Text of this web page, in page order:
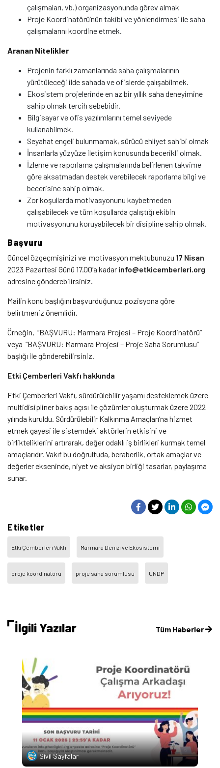
çalışmaları, vb.) organizasyonunda görev almak
Proje Koordinatörü’nün takibi ve yönlendirmesi ile saha
çalışmalarını koordine etmek.
Aranan Nitelikler
Projenin farklı zamanlarında saha çalışmalarının
yürütüleceği ilde sahada ve ofislerde çalışabilmek.
Ekosistem projelerinde en az bir yıllık saha deneyimine
sahip olmak tercih sebebidir.
Bilgisayar ve ofis yazılımlarını temel seviyede
kullanabilmek.
Seyahat engeli bulunmamak, sürücü ehliyet sahibi olmak
İnsanlarla yüzyüze iletişim konusunda becerikli olmak.
İzleme ve raporlama çalışmalarında belirlenen takvime
göre aksatmadan destek verebilecek raporlama bilgi ve
becerisine sahip olmak.
Zor koşullarda motivasyonunu kaybetmeden
çalışabilecek ve tüm koşullarda çalıştığı ekibin
motivasyonunu koruyabilecek bir disipline sahip olmak.
Başvuru
Güncel özgeçmişinizi ve motivasyon mektubunuzu 17 Nisan
2023 Pazartesi Günü 17.00’a kadar info@etkicemberleri.org
adresine gönderebilirsiniz.
Mailin konu başlığını başvurduğunuz pozisyona göre
belirtmeniz önemlidir.
Örneğin, “BAŞVURU: Marmara Projesi – Proje Koordinatörü”
veya “BAŞVURU: Marmara Projesi – Proje Saha Sorumlusu”
başlığı ile gönderebilirsiniz.
Etki Çemberleri Vakfı hakkında
Etki Çemberleri Vakfı, sürdürülebilir yaşamı desteklemek üzere
multidisipliner bakış açısı ile çözümler oluşturmak üzere 2022
yılında kuruldu. Sürdürülebilir Kalkınma Amaçları’na hizmet
etmek gayesi ile sistemdeki aktörlerin etkisini ve
birlikteliklerini artırarak, değer odaklı iş birlikleri kurmak temel
amaçlarıdır. Vakıf bu doğrultuda, beraberlik, ortak amaçlar ve
değerler ekseninde, niyet ve aksiyon birliği tasarlar, paylaşıma
sunar.
Etiketler
Etki Çemberleri Vakfı Marmara Denizi ve Ekosistemi
proje koordinatörü proje saha sorumlusu UNDP
İlgili Yazılar Tüm Haberler
Sivil Sayfalar